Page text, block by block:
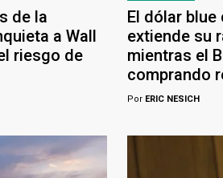
de la
a Wall
riesgo de
El dólar blue
extiende su
mientras el
comprando
PorERIC NESICH